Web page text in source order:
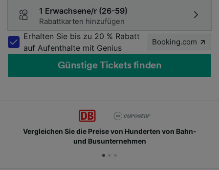
1 Erwachsene/r (26-59)
Rabattkarten hinzufügen
Erhalten Sie bis zu 20 % Rabatt
auf Aufenthalte mit Genius
Booking.com
Günstige Tickets finden
Vergleichen Sie die Preise von Hunderten von Bahn-
und Busunternehmen